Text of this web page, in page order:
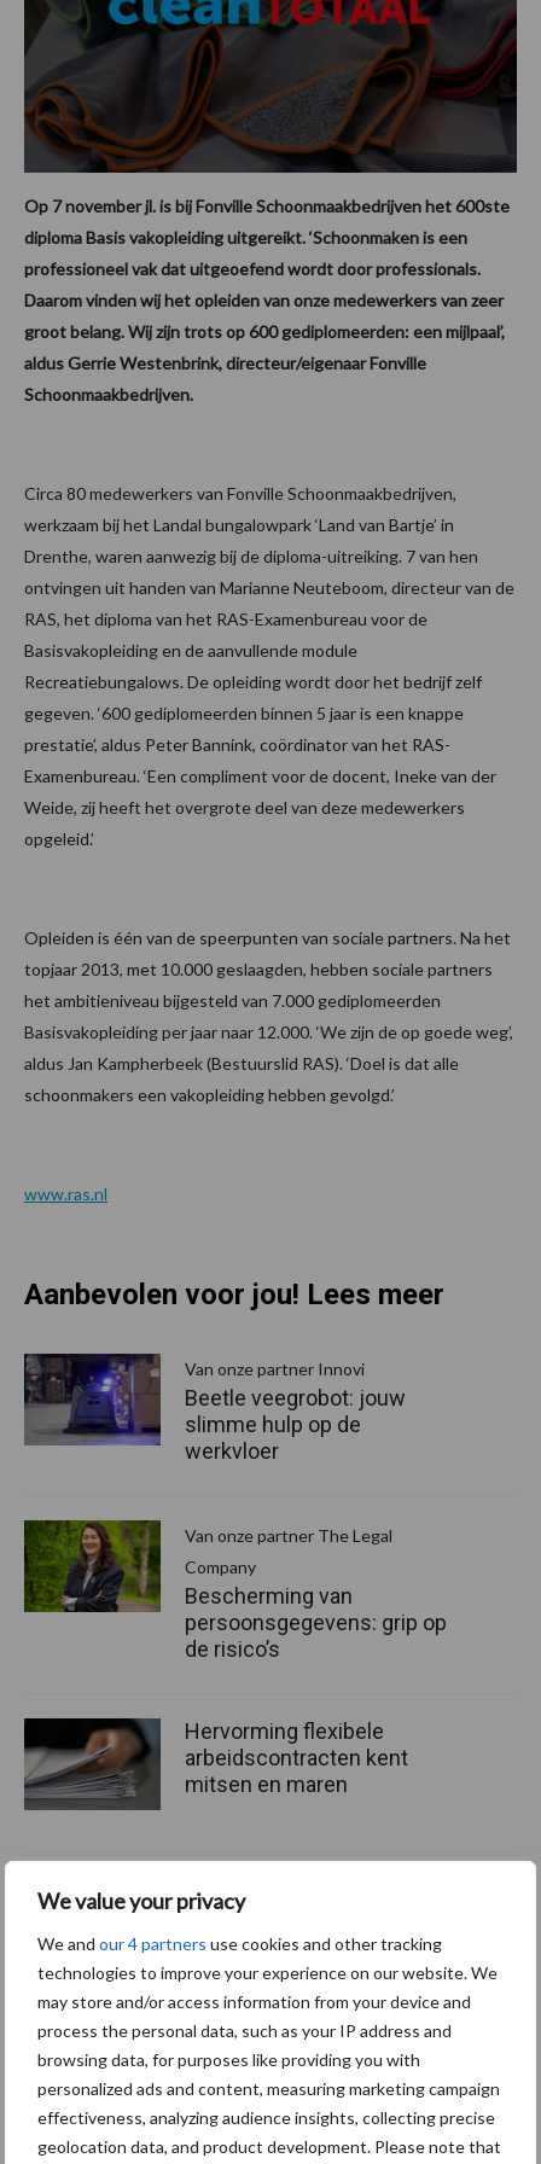
We value your privacy
We and our 4 partners use cookies and other tracking
technologies to improve your experience on our website. We
may store and/or access information from your device and
process the personal data, such as your IP address and
browsing data, for purposes like providing you with
personalized ads and content, measuring marketing campaign
effectiveness, analyzing audience insights, collecting precise
geolocation data, and product development. Please note that
Op 7 november jl. is bij Fonville Schoonmaakbedrijven het 600ste
diploma Basis vakopleiding uitgereikt. ‘Schoonmaken is een
professioneel vak dat uitgeoefend wordt door professionals.
Daarom vinden wij het opleiden van onze medewerkers van zeer
groot belang. Wij zijn trots op 600 gediplomeerden: een mijlpaal’,
aldus Gerrie Westenbrink, directeur/eigenaar Fonville
Schoonmaakbedrijven.
Circa 80 medewerkers van Fonville Schoonmaakbedrijven,
werkzaam bij het Landal bungalowpark ‘Land van Bartje’ in
Drenthe, waren aanwezig bij de diploma-uitreiking. 7 van hen
ontvingen uit handen van Marianne Neuteboom, directeur van de
RAS, het diploma van het RAS-Examenbureau voor de
Basisvakopleiding en de aanvullende module
Recreatiebungalows. De opleiding wordt door het bedrijf zelf
gegeven. ‘600 gediplomeerden binnen 5 jaar is een knappe
prestatie’, aldus Peter Bannink, coördinator van het RAS-
Examenbureau. ‘Een compliment voor de docent, Ineke van der
Weide, zij heeft het overgrote deel van deze medewerkers
opgeleid.’
Opleiden is één van de speerpunten van sociale partners. Na het
topjaar 2013, met 10.000 geslaagden, hebben sociale partners
het ambitieniveau bijgesteld van 7.000 gediplomeerden
Basisvakopleiding per jaar naar 12.000. ‘We zijn de op goede weg’,
aldus Jan Kampherbeek (Bestuurslid RAS). ‘Doel is dat alle
schoonmakers een vakopleiding hebben gevolgd.’
www.ras.nl
Aanbevolen voor jou! Lees meer
Van onze partner Innovi
Beetle veegrobot: jouw
slimme hulp op de
werkvloer
Van onze partner The Legal
Company
Bescherming van
persoonsgegevens: grip op
de risico’s
Hervorming flexibele
arbeidscontracten kent
mitsen en maren
Thema's Vakpartners
Coronavirus UVC